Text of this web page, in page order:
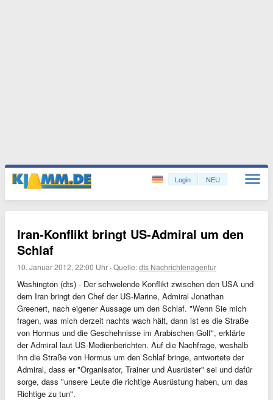
Login NEU
Iran-Konflikt bringt US-Admiral um den
Schlaf
10. Januar 2012, 22:00 Uhr ·Quelle:dts Nachrichtenagentur
Washington (dts) - Der schwelende Konflikt zwischen den USA und
dem Iran bringt den Chef der US-Marine, Admiral Jonathan
Greenert, nach eigener Aussage um den Schlaf. "Wenn Sie mich
fragen, was mich derzeit nachts wach hält, dann ist es die Straße
von Hormus und die Geschehnisse im Arabischen Golf", erklärte
der Admiral laut US-Medienberichten. Auf die Nachfrage, weshalb
ihn die Straße von Hormus um den Schlaf bringe, antwortete der
Admiral, dass er "Organisator, Trainer und Ausrüster" sei und dafür
sorge, dass "unsere Leute die richtige Ausrüstung haben, um das
Richtige zu tun".